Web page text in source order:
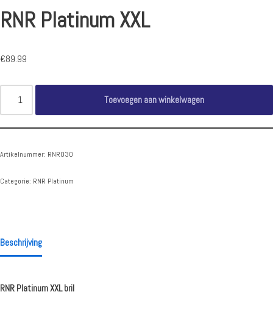
RNR Platinum XXL
€89.99
Toevoegen aan winkelwagen
Artikelnummer: RNR030
Categorie: RNR Platinum
Beschrijving
RNR Platinum XXL bril